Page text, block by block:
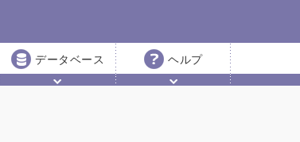
データベース ヘルプ